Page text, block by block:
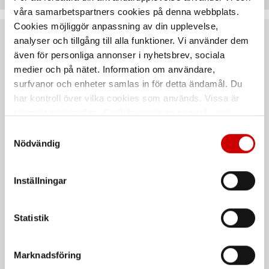
våra samarbetspartners cookies på denna webbplats.
Cookies möjliggör anpassning av din upplevelse,
analyser och tillgång till alla funktioner. Vi använder dem
även för personliga annonser i nyhetsbrev, sociala
medier och på nätet. Information om användare,
surfvanor och enheter samlas in för detta ändamål. Du
har kontroll över vilka cookies som används. Vissa är
länder utanför EU med olika dataskyddsnormer. Genom
att godkänna samtycker du till sådana överföringar. Läs
Nödvändig
Inställningar
Statistik
Marknadsföring
Rekommenderat baserat på vald produkt
Honstift Deutsch-DT SV Stift Hane 0,5-1,3 mm²